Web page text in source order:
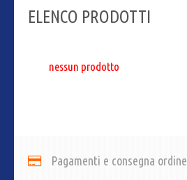
ELENCO PRODOTTI
nessun prodotto
Pagamenti e consegna ordine